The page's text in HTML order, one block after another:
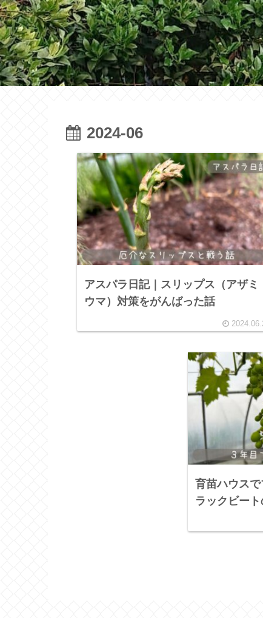
2024-06
アスパラ日記｜スリップス（アザミ
ウマ）対策をがんばった話
育苗ハウス
ラックビー